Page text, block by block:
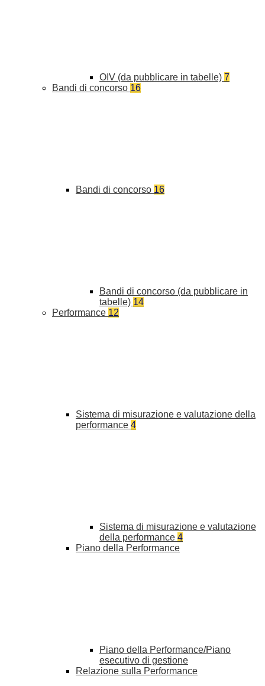
OIV (da pubblicare in tabelle) 7
Bandi di concorso 16
Bandi di concorso 16
Bandi di concorso (da pubblicare in
tabelle) 14
Performance 12
Sistema di misurazione e valutazione della
performance 4
Sistema di misurazione e valutazione
della performance 4
Piano della Performance
Piano della Performance/Piano
esecutivo di gestione
Relazione sulla Performance